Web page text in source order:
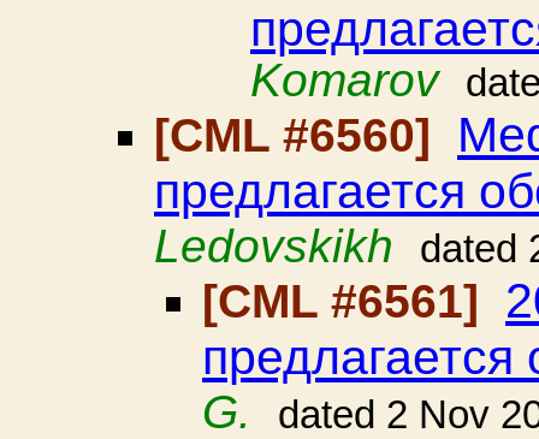
Komarov
[CML #6560]
предлагается
Ledovskikh dated
[CML #6561]
G. dated 2 Nov